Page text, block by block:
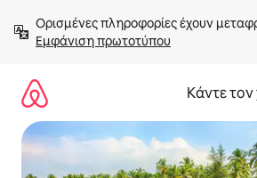
στο
περιεχόμενοΕμφάνιση πρωτοτύπου
Κάντε